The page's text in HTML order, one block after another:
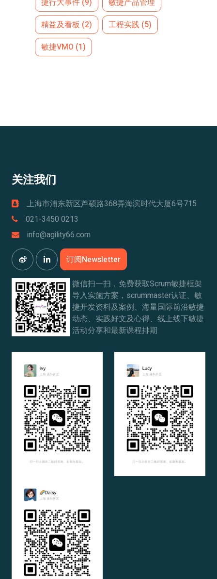
捷行大事件 (9)
敏捷产品管理
精益及看板 (2) 工程实践 (5)
敏捷VMO (1)
关注我们
上海市浦东新区芦硕路368弄海滨时代大厦6号715
021-3450 0213
info@agility66.com
订阅Newsletter
微信扫一扫，免费获取Scrum敏捷框架
导入实施方案，scrummaster认证、敏
捷开发资料及案例、海量国际前沿敏捷
动态、实践好文及心得、线上线下敏捷
活动分享和最新课程排期